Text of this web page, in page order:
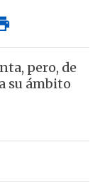
pero, de
su ámbito